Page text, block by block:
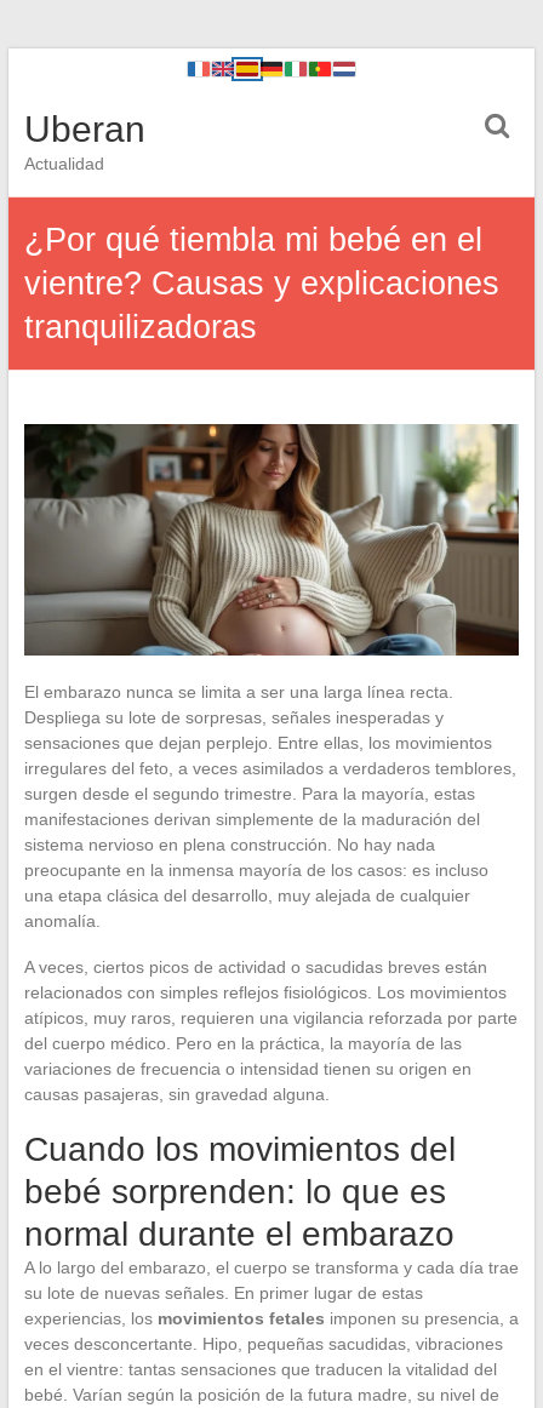
Uberan
Actualidad
¿Por qué tiembla mi bebé en el
vientre? Causas y explicaciones
tranquilizadoras
El embarazo nunca se limita a ser una larga línea recta.
Despliega su lote de sorpresas, señales inesperadas y
sensaciones que dejan perplejo. Entre ellas, los movimientos
irregulares del feto, a veces asimilados a verdaderos temblores,
surgen desde el segundo trimestre. Para la mayoría, estas
manifestaciones derivan simplemente de la maduración del
sistema nervioso en plena construcción. No hay nada
preocupante en la inmensa mayoría de los casos: es incluso
una etapa clásica del desarrollo, muy alejada de cualquier
anomalía.
A veces, ciertos picos de actividad o sacudidas breves están
relacionados con simples reflejos fisiológicos. Los movimientos
atípicos, muy raros, requieren una vigilancia reforzada por parte
del cuerpo médico. Pero en la práctica, la mayoría de las
variaciones de frecuencia o intensidad tienen su origen en
causas pasajeras, sin gravedad alguna.
Cuando los movimientos del
bebé sorprenden: lo que es
normal durante el embarazo
A lo largo del embarazo, el cuerpo se transforma y cada día trae
su lote de nuevas señales. En primer lugar de estas
experiencias, los movimientos fetales imponen su presencia, a
veces desconcertante. Hipo, pequeñas sacudidas, vibraciones
en el vientre: tantas sensaciones que traducen la vitalidad del
bebé. Varían según la posición de la futura madre, su nivel de